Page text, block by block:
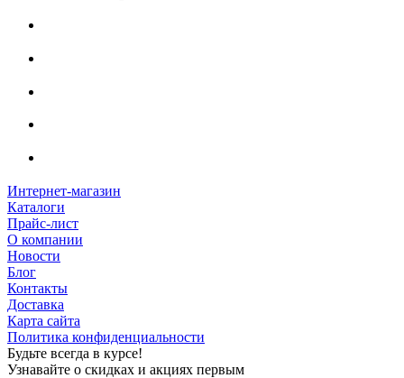
Интернет-магазин
Каталоги
Прайс-лист
О компании
Новости
Блог
Контакты
Доставка
Карта сайта
Политика конфиденциальности
Будьте всегда в курсе!
Узнавайте о скидках и акциях первым